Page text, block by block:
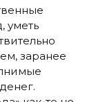
уметь
заранее